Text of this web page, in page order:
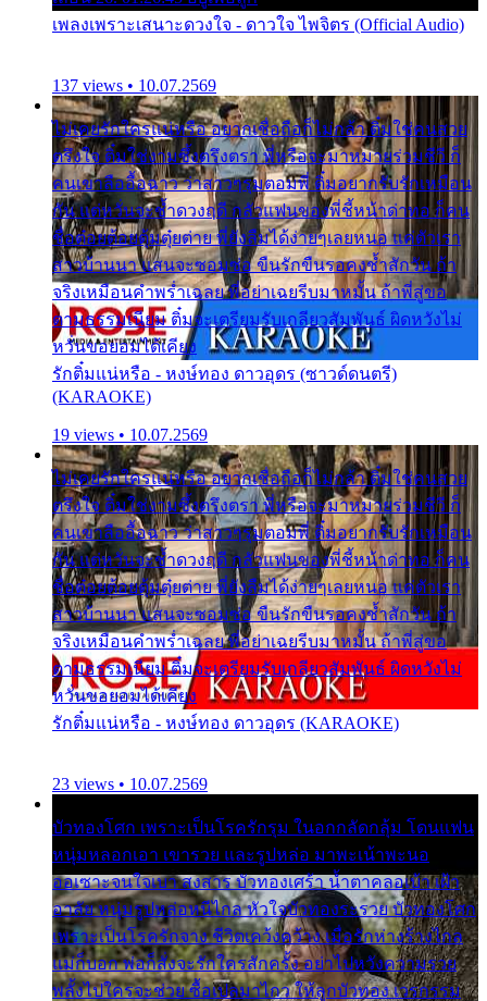
เพลงเพราะเสนาะดวงใจ - ดาวใจ ไพจิตร (Official Audio)
137 views • 10.07.2569
ไม่เคยรักใครแน่หรือ อยากเชื่อถือก็ไม่กล้า ติ๋มใช่คนสวย
ตรึงใจ ติ๋มใช่งามซึ้งตรึงตรา พี่หรือจะมาหมายร่วมชีวี ก็
คนเขาลืออื้อฉาว ว่าสาวๆรุมตอมพี่ ติ๋มอยากรับรักเหมือน
กัน แต่หวั่นจะช้ำดวงฤดี กลัวแฟนของพี่ชี้หน้าด่าทอ ก็คน
ชื่อต๋อยต้อยตุ้มตุ๋ยต่าย พี่ยังลืมได้ง่ายๆเลยหนอ แค่ตัวเรา
สาวบ้านนา แสนจะซอมซ่อ ขืนรักขืนรอคงช้ำสักวัน ถ้า
จริงเหมือนคำพร่ำเฉลย พี่อย่าเฉยรีบมาหมั้น ถ้าพี่สู่ขอ
ตามธรรมเนียม ติ๋มจะเตรียมรับเกลียวสัมพันธ์ ผิดหวังไม่
หวั่นขอยอมได้เคียง
รักติ๋มแน่หรือ - หงษ์ทอง ดาวอุดร (ซาวด์ดนตรี)
(KARAOKE)
19 views • 10.07.2569
ไม่เคยรักใครแน่หรือ อยากเชื่อถือก็ไม่กล้า ติ๋มใช่คนสวย
ตรึงใจ ติ๋มใช่งามซึ้งตรึงตรา พี่หรือจะมาหมายร่วมชีวี ก็
คนเขาลืออื้อฉาว ว่าสาวๆรุมตอมพี่ ติ๋มอยากรับรักเหมือน
กัน แต่หวั่นจะช้ำดวงฤดี กลัวแฟนของพี่ชี้หน้าด่าทอ ก็คน
ชื่อต๋อยต้อยตุ้มตุ๋ยต่าย พี่ยังลืมได้ง่ายๆเลยหนอ แค่ตัวเรา
สาวบ้านนา แสนจะซอมซ่อ ขืนรักขืนรอคงช้ำสักวัน ถ้า
จริงเหมือนคำพร่ำเฉลย พี่อย่าเฉยรีบมาหมั้น ถ้าพี่สู่ขอ
ตามธรรมเนียม ติ๋มจะเตรียมรับเกลียวสัมพันธ์ ผิดหวังไม่
หวั่นขอยอมได้เคียง
รักติ๋มแน่หรือ - หงษ์ทอง ดาวอุดร (KARAOKE)
23 views • 10.07.2569
บัวทองโศก เพราะเป็นโรครักรุม ในอกกลัดกลุ้ม โดนแฟน
หนุ่มหลอกเอา เขารวย และรูปหล่อ มาพะเน้าพะนอ
ออเซาะจนใจเบา สงสาร บัวทองเศร้า น้ำตาคลอเบ้า เฝ้า
อาลัย หนุ่มรูปหล่อหนีไกล หัวใจบัวทองระรวย บัวทองโศก
เพราะเป็นโรครักจาง ชีวิตเคว้งคว้าง เมื่อรักห่างร้างไกล
แม่ก็บอก พ่อก็สั่งจะรักใครสักครั้ง อย่าไปหวังความรวย
พลั้งไปใครจะช่วย ซื้อเปลมาไกว ให้ลูกบัวทอง เวรกรรม